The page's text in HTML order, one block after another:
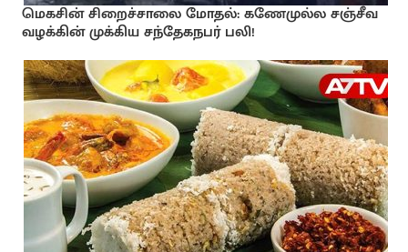
மெகசின் சிறைச்சாலை மோதல்: கணேமுல்ல சஞ்சீவ
வழக்கின் முக்கிய சந்தேகநபர் பலி!